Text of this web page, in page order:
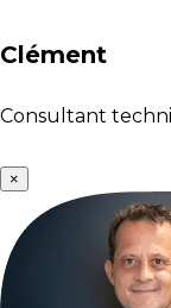
Clément
Consultant
×